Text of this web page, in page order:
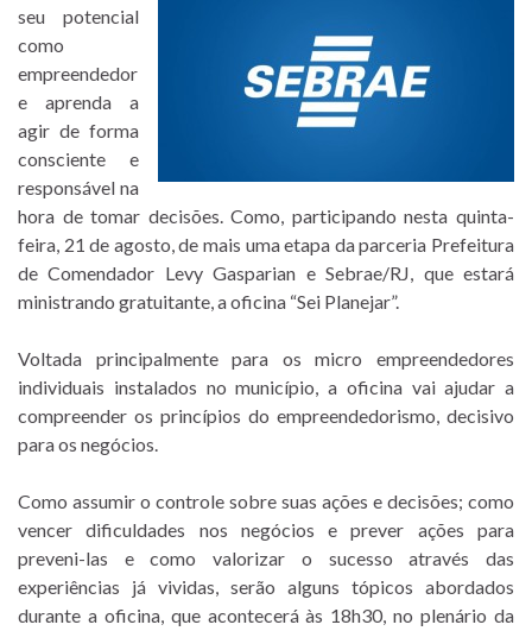
seu potencial
como
empreendedor
e aprenda a
agir de forma
consciente e
responsável na
hora de tomar decisões. Como, participando nesta quinta-
feira, 21 de agosto, de mais uma etapa da parceria Prefeitura
de Comendador Levy Gasparian e Sebrae/RJ, que estará
ministrando gratuitante, a oficina “Sei Planejar”.
Voltada principalmente para os micro empreendedores
individuais instalados no município, a oficina vai ajudar a
compreender os princípios do empreendedorismo, decisivo
para os negócios.
Como assumir o controle sobre suas ações e decisões; como
vencer dificuldades nos negócios e prever ações para
preveni-las e como valorizar o sucesso através das
experiências já vividas, serão alguns tópicos abordados
durante a oficina, que acontecerá às 18h30, no plenário da